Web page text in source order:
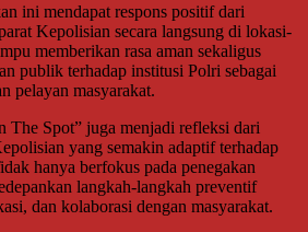
ini mendapat respons positif dari
Kepolisian secara langsung di lokasi-
memberikan rasa aman sekaligus
publik terhadap institusi Polri sebagai
pelayan masyarakat.
The Spot” juga menjadi refleksi dari
yang semakin adaptif terhadap
hanya berfokus pada penegakan
langkah-langkah preventif
dan kolaborasi dengan masyarakat.